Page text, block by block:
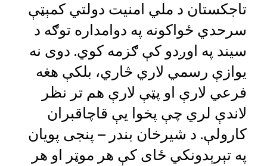
تاجکستان د ملي امنیت دولتي کمېټې
سرحدي ځواکونه په دوامداره توګه د
سیند په اوږدو کې ګزمه کوي. دوی نه
یوازې رسمي لاري څاري، بلکې هغه
فرعي لارې او پټې لارې هم تر نظر
لاندې لري چې پخوا یې قاچاقبران
کارولې. د شیرخان بندر – پنجی پویان
په تېرېدونکي ځای کې هر موټر او هر